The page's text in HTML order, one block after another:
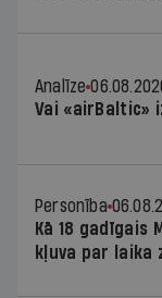
Analīze
Vai «airBaltic»
Personība
Kā 18 gadīgais
kļuva par laika